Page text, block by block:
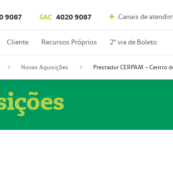
9087 SAC 4020 9087 Canais de
Cliente Recursos Próprios 2º via de Boleto
Novas Aquisições